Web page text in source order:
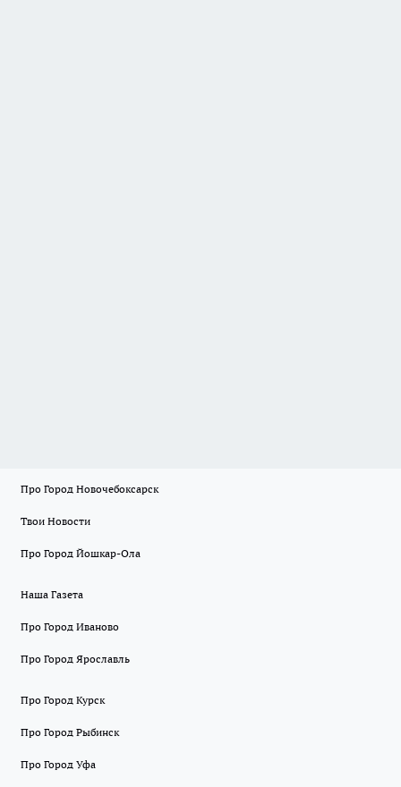
Про Город Новочебоксарск
Твои Новости
Про Город Йошкар-Ола
Наша Газета
Про Город Иваново
Про Город Ярославль
Про Город Курск
Про Город Рыбинск
Про Город Уфа